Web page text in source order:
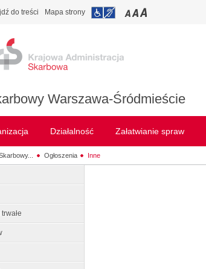
do treści Mapa strony
Warszawa-Śródmieście
Działalność Załatwianie spraw
Ogłoszenia Inne